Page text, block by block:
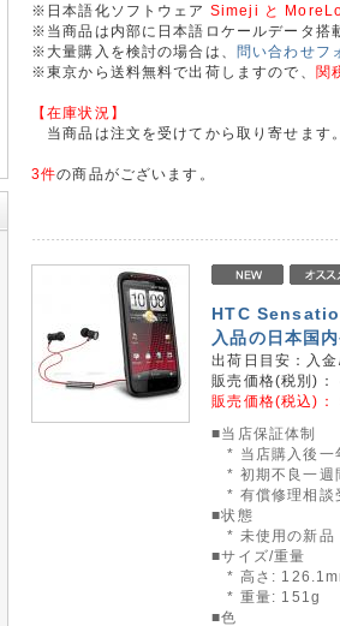
※日本語化ソフトウェア Simeji と
※当商品は内部に日本語ロケールデータ搭
※大量購入を検討の場合は、 問い合わせフ
※東京から送料無料で出荷しますので、 関
【在庫状況】
当商品は注文を受けてから取り寄せます
3件の商品がございます。
HTC
入品の日本国
出荷日目安：入
販売価格(税別)：
販売価格(税込)：
■当店保証体制
* 当店購入後一
* 初期不良一週
* 有償修理相談
■状態
* 未使用の新品
■サイズ/重量
* 高さ:
* 重量: 151g
■色